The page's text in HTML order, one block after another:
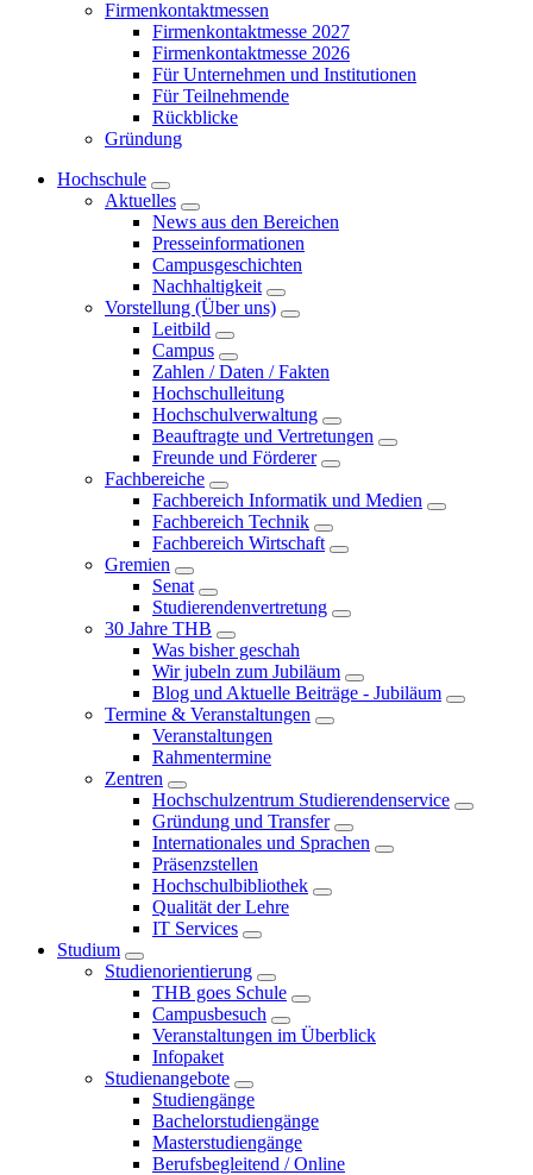
Firmenkontaktmessen
Firmenkontaktmesse 2027
Firmenkontaktmesse 2026
Für Unternehmen und Institutionen
Für Teilnehmende
Rückblicke
Gründung
Hochschule
Aktuelles
News aus den Bereichen
Presseinformationen
Campusgeschichten
Nachhaltigkeit
Vorstellung (Über uns)
Leitbild
Campus
Zahlen / Daten / Fakten
Hochschulleitung
Hochschulverwaltung
Beauftragte und Vertretungen
Freunde und Förderer
Fachbereiche
Fachbereich Informatik und Medien
Fachbereich Technik
Fachbereich Wirtschaft
Gremien
Senat
Studierendenvertretung
30 Jahre THB
Was bisher geschah
Wir jubeln zum Jubiläum
Blog und Aktuelle Beiträge - Jubiläum
Termine & Veranstaltungen
Veranstaltungen
Rahmentermine
Zentren
Hochschulzentrum Studierendenservice
Gründung und Transfer
Internationales und Sprachen
Präsenzstellen
Hochschulbibliothek
Qualität der Lehre
IT Services
Studium
Studienorientierung
THB goes Schule
Campusbesuch
Veranstaltungen im Überblick
Infopaket
Studienangebote
Studiengänge
Bachelorstudiengänge
Masterstudiengänge
Berufsbegleitend / Online